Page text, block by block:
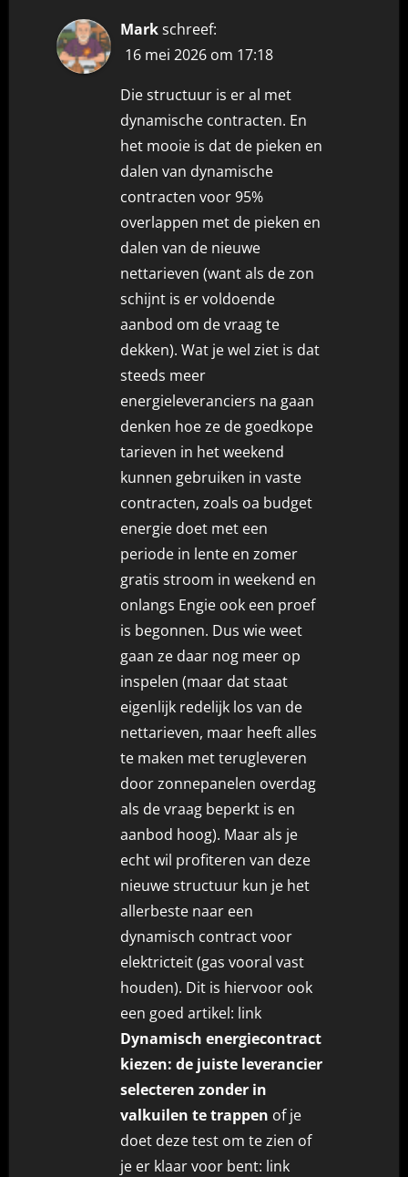
Markschreef:
16 mei 2026 om 17:18
Die structuur is er al met
dynamische contracten. En
het mooie is dat de pieken en
dalen van dynamische
contracten voor 95%
overlappen met de pieken en
dalen van de nieuwe
nettarieven (want als de zon
schijnt is er voldoende
aanbod om de vraag te
dekken). Wat je wel ziet is dat
steeds meer
energieleveranciers na gaan
denken hoe ze de goedkope
tarieven in het weekend
kunnen gebruiken in vaste
contracten, zoals oa budget
energie doet met een
periode in lente en zomer
gratis stroom in weekend en
onlangs Engie ook een proef
is begonnen. Dus wie weet
gaan ze daar nog meer op
inspelen (maar dat staat
eigenlijk redelijk los van de
nettarieven, maar heeft alles
te maken met terugleveren
door zonnepanelen overdag
als de vraag beperkt is en
aanbod hoog). Maar als je
echt wil profiteren van deze
nieuwe structuur kun je het
allerbeste naar een
dynamisch contract voor
elektricteit (gas vooral vast
houden). Dit is hiervoor ook
een goed artikel: link
Dynamisch energiecontract
kiezen: de juiste leverancier
selecteren zonder in
valkuilen te trappen of je
doet deze test om te zien of
je er klaar voor bent: link